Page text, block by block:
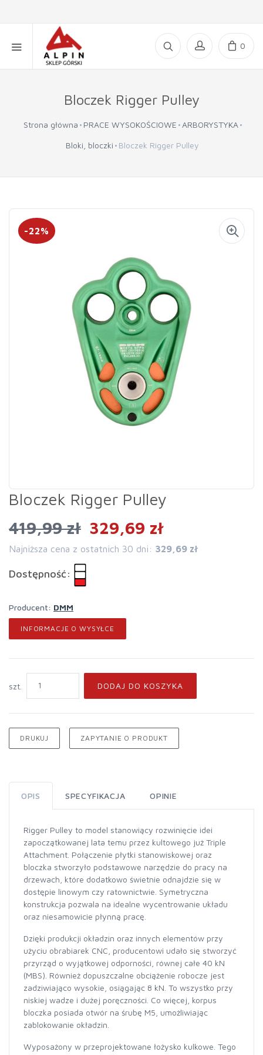
0
Bloczek Rigger Pulley
Strona główna PRACE WYSOKOŚCIOWE ARBORYSTYKA
Bloki, bloczki Bloczek Rigger Pulley
-22%
Bloczek Rigger Pulley
419,99 zł 329,69 zł
Najniższa cena z ostatnich 30 dni: 329,69 zł
Dostępność:
Producent: DMM
INFORMACJE O WYSYŁCE
szt. DODAJ DO KOSZYKA
DRUKUJ ZAPYTANIE O PRODUKT
OPIS SPECYFIKACJA OPINIE
Rigger Pulley to model stanowiący rozwinięcie idei
zapoczątkowanej lata temu przez kultowego już Triple
Attachment. Połączenie płytki stanowiskowej oraz
bloczka stworzyło podstawowe narzędzie do pracy na
drzewach, które dodatkowo świetnie odnajdzie się w
dostępie linowym czy ratownictwie. Symetryczna
konstrukcja pozwala na idealne wycentrowanie układu
oraz niesamowicie płynną pracę.
Dzięki produkcji okładzin oraz innych elementów przy
użyciu obrabiarek CNC, producentowi udało się stworzyć
przyrząd o wyjątkowej odporności, równej całe 40 kN
(MBS). Również dopuszczalne obciążenie robocze jest
zadziwiająco wysokie, osiągając 8 kN. To wszystko przy
niskiej wadze i dużej poręczności. Co więcej, korpus
bloczka posiada otwór na śrubę M5, umożliwiając
zablokowanie okładzin.
Wyposażony w przeprojektowane łożysko kulkowe. Tego